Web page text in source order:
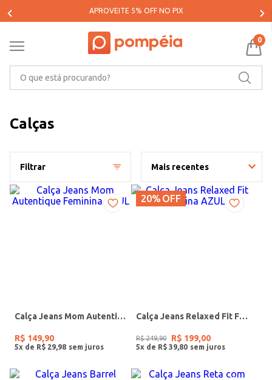
PARCELE SUAS COMPRAS EM ATÉ 5X SEM JUROS*
0
Calças
Filtrar Mais recentes
Calça Jeans Mom Autentique Feminina AZUL
R$ 149,90
5x de R$ 29 98
20% OFF
Calça Jeans Relaxed Fit Feminina AZUL
R$ 249,90 R$ 199,00
5x de R$ 39 80